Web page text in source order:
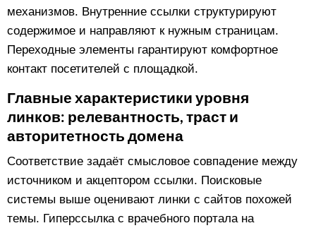
механизмов. Внутренние ссылки структурируют
содержимое и направляют к нужным страницам.
Переходные элементы гарантируют комфортное
контакт посетителей с площадкой.
Главные характеристики уровня
линков: релевантность, траст и
авторитетность домена
Соответствие задаёт смысловое совпадение между
источником и акцептором ссылки. Поисковые
системы выше оценивают линки с сайтов похожей
темы. Гиперссылка с врачебного портала на